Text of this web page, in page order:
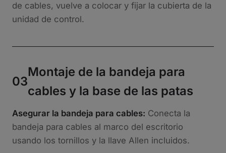
de cables, vuelve a colocar y fijar la cubierta de la
unidad de control.
03
Montaje de la bandeja para
cables y la base de las patas
Asegurar la bandeja para cables: Conecta la
bandeja para cables al marco del escritorio
usando los tornillos y la llave Allen incluidos.